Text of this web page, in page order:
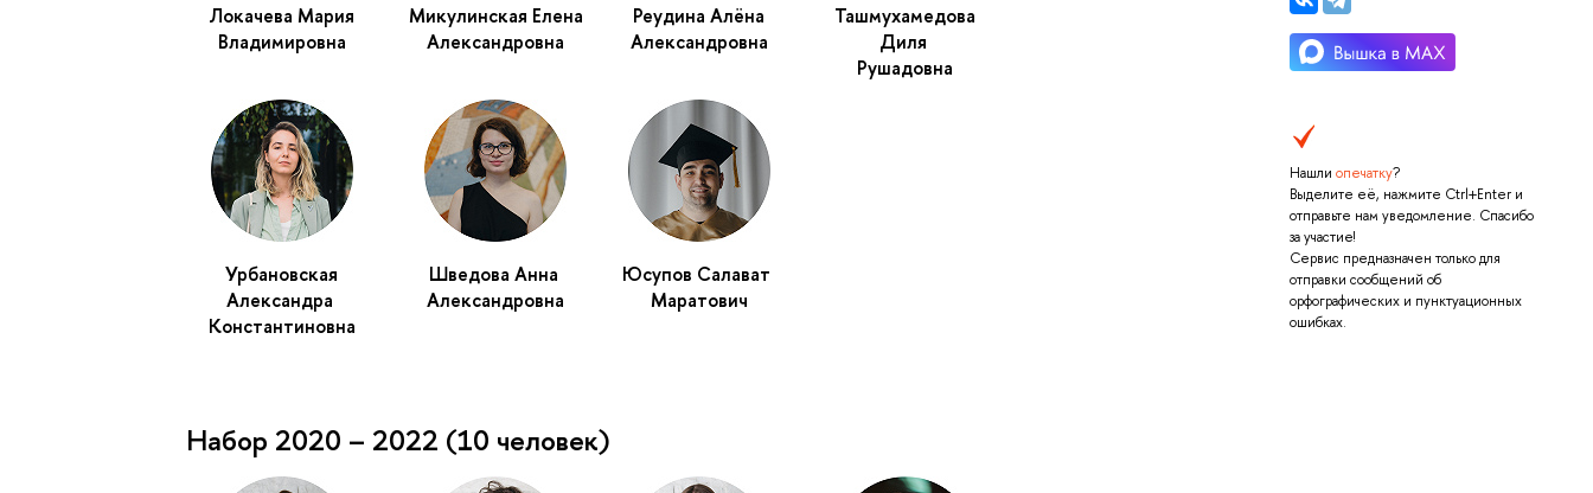
Нашли опечатку?
Выделите её, нажмите Ctrl+Enter и
отправьте нам уведомление. Спасибо
за участие!
Сервис предназначен только для
отправки сообщений об
орфографических и пунктуационных
ошибках.
Локачева Мария
Владимировна
Микулинская Елена
Александровна
Реудина Алёна
Александровна
Ташмухамедова
Диля
Рушадовна
Урбановская
Александра
Константиновна
Шведова Анна
Александровна
Юсупов Салават
Маратович
Набор 2020 – 2022 (10 человек)